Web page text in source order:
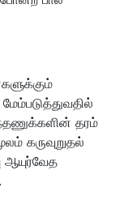
தரம்
கருவுறுதல்